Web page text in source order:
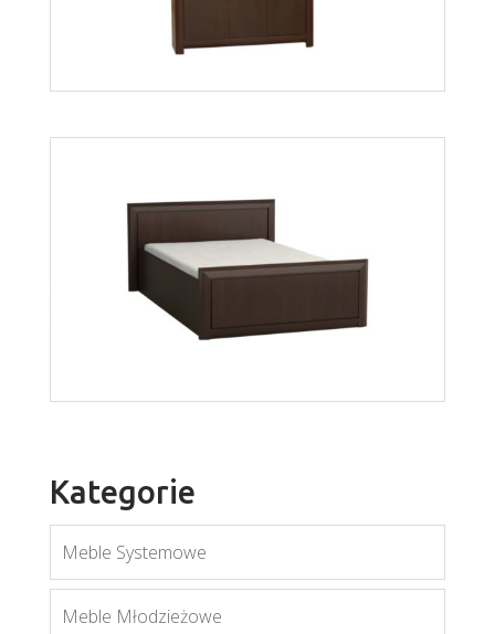
Kategorie
Meble Systemowe
Meble Młodzieżowe